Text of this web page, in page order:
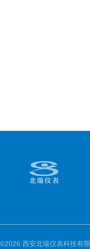
©2026 西安北瑞仪表科技有